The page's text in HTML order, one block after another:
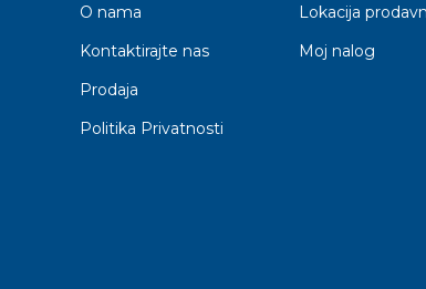
O nama
Kontaktirajte nas
Prodaja
Politika Privatnosti
Lokacija
Moj nalog